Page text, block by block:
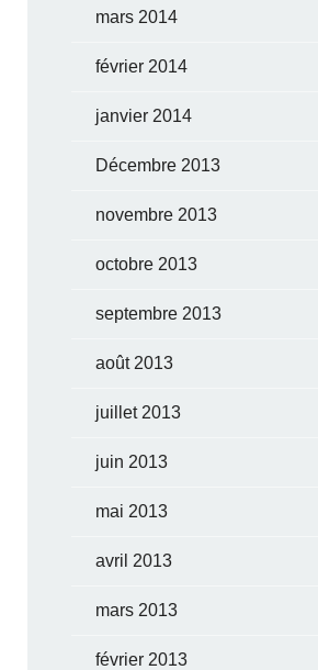
mars 2014
février 2014
janvier 2014
Décembre 2013
novembre 2013
octobre 2013
septembre 2013
août 2013
juillet 2013
juin 2013
mai 2013
avril 2013
mars 2013
février 2013